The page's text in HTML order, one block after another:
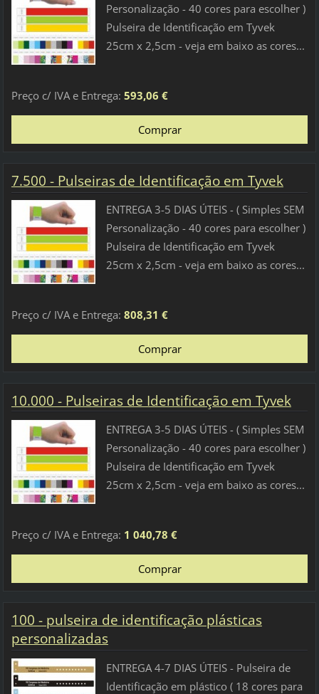
Personalização - 40 cores para escolher )
Pulseira de Identificação em Tyvek
25cm x 2,5cm - veja em baixo as cores...
Preço c/ IVA e Entrega: 593,06 €
7.500 - Pulseiras de Identificação em Tyvek
ENTREGA 3-5 DIAS ÚTEIS - ( Simples SEM
Personalização - 40 cores para escolher )
Pulseira de Identificação em Tyvek
25cm x 2,5cm - veja em baixo as cores...
Preço c/ IVA e Entrega: 808,31 €
10.000 - Pulseiras de Identificação em Tyvek
ENTREGA 3-5 DIAS ÚTEIS - ( Simples SEM
Personalização - 40 cores para escolher )
Pulseira de Identificação em Tyvek
25cm x 2,5cm - veja em baixo as cores...
Preço c/ IVA e Entrega: 1 040,78 €
100 - pulseira de identificação plásticas
personalizadas
ENTREGA 4-7 DIAS ÚTEIS - Pulseira de
Identificação em plástico ( 18 cores para